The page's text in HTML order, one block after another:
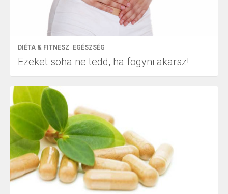
DIÉTA & FITNESZ EGÉSZSÉG
Ezeket soha ne tedd, ha fogyni akarsz!